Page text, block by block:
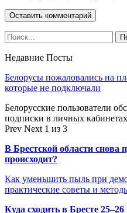
Недавние Посты
Белорусы пожаловались на
которые не подключали
Белорусские пользователи
подписки в личных
Prev Next 1 из 3
В Брестской области снова
происходит?
Как уменьшить пыль при
практические советы и
Куда сходить в Бресте